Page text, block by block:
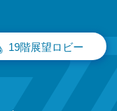
19階展望ロビー